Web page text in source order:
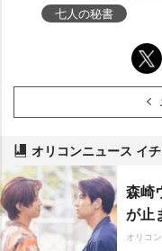
七人の秘書
オリコンニュース イ
森崎
が止
オリコ